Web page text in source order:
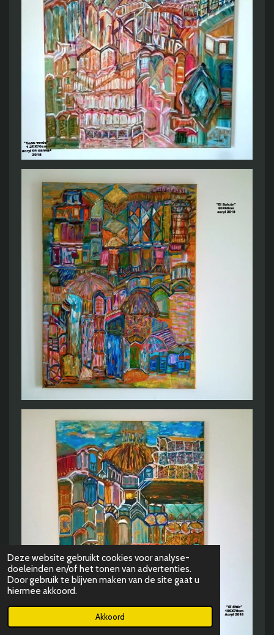
Deze website gebruikt cookies voor analyse-
doeleinden en/of het tonen van advertenties.
Door gebruik te blijven maken van de site gaat u
hiermee akkoord.
Akkoord